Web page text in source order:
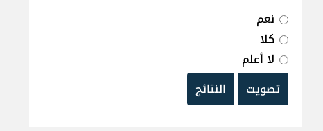
نعم
كلا
لا أعلم
تصويت
النتائج